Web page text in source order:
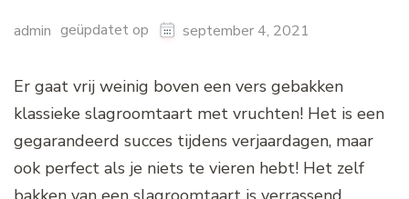
admin geüpdatet op september 4, 2021
Er gaat vrij weinig boven een vers gebakken
klassieke slagroomtaart met vruchten! Het is een
gegarandeerd succes tijdens verjaardagen, maar
ook perfect als je niets te vieren hebt! Het zelf